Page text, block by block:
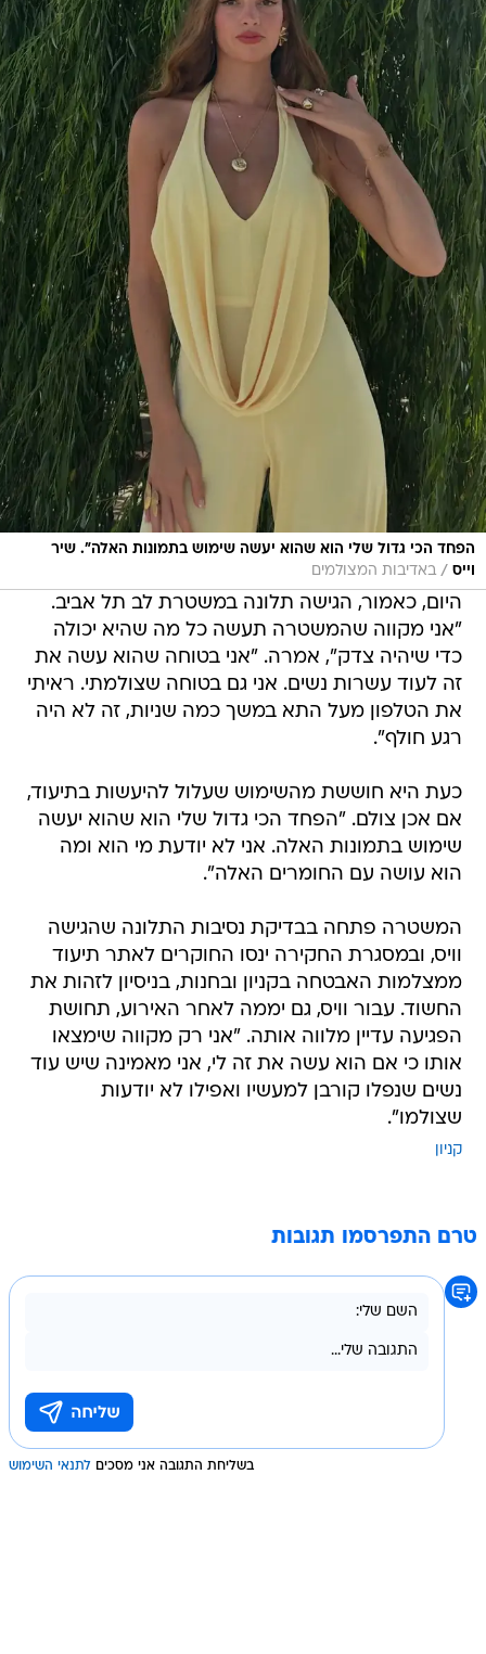
הפחד הכי גדול שלי הוא שהוא יעשה שימוש בתמונות האלה". שיר
וייס / באדיבות המצולמים
היום, כאמור, הגישה תלונה במשטרת לב תל אביב.
"אני מקווה שהמשטרה תעשה כל מה שהיא יכולה
כדי שיהיה צדק", אמרה. "אני בטוחה שהוא עשה את
זה לעוד עשרות נשים. אני גם בטוחה שצולמתי. ראיתי
את הטלפון מעל התא במשך כמה שניות, זה לא היה
רגע חולף".
כעת היא חוששת מהשימוש שעלול להיעשות בתיעוד,
אם אכן צולם. "הפחד הכי גדול שלי הוא שהוא יעשה
שימוש בתמונות האלה. אני לא יודעת מי הוא ומה
הוא עושה עם החומרים האלה".
המשטרה פתחה בבדיקת נסיבות התלונה שהגישה
וויס, ובמסגרת החקירה ינסו החוקרים לאתר תיעוד
ממצלמות האבטחה בקניון ובחנות, בניסיון לזהות את
החשוד. עבור וויס, גם יממה לאחר האירוע, תחושת
הפגיעה עדיין מלווה אותה. "אני רק מקווה שימצאו
אותו כי אם הוא עשה את זה לי, אני מאמינה שיש עוד
נשים שנפלו קורבן למעשיו ואפילו לא יודעות
שצולמו".
קניון
טרם התפרסמו תגובות
בשליחת התגובה אני מסכים לתנאי השימוש